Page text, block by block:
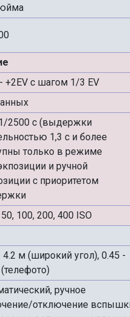
+2EV с шагом 1/3 EV
2500 с (выдержки
1,3 с и более
только в режиме
и ручной
с приоритетом
100, 200, 400 ISO
4.2 м (широкий угол), 0.45 -
ручное
отключение